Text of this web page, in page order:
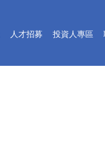
人才招募 投資人專區